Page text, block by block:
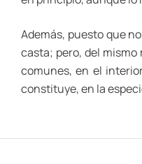
Además, puesto que
casta; pero, del
comunes, en el
constituye, en la